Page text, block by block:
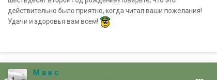
действительно было приятно, когда читал ваши пожелания!
Удачи и здоровья вам всем!
М а к с